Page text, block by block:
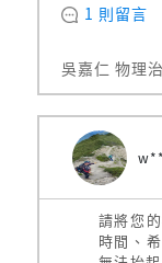
1 則留言
吳嘉仁 物理
請將您
時間、